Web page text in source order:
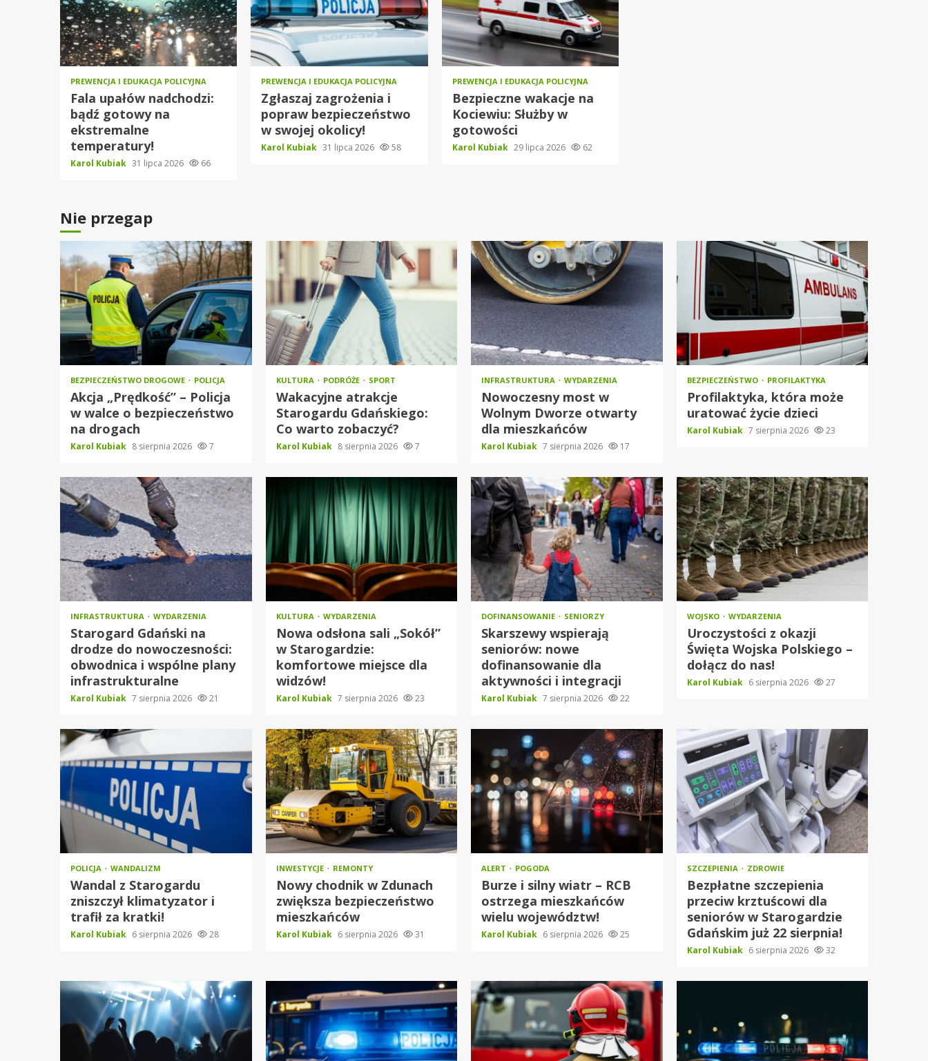
PREWENCJA I EDUKACJA POLICYJNA
Fala upałów nadchodzi:
bądź gotowy na
ekstremalne
temperatury!
Karol Kubiak 31 lipca 2026 66
PREWENCJA I EDUKACJA POLICYJNA
Zgłaszaj zagrożenia i
popraw bezpieczeństwo
w swojej okolicy!
Karol Kubiak 31 lipca 2026 58
PREWENCJA I EDUKACJA POLICYJNA
Bezpieczne wakacje na
Kociewiu: Służby w
gotowości
Karol Kubiak 29 lipca 2026 62
Nie przegap
BEZPIECZEŃSTWO DROGOWE POLICJA
Akcja „Prędkość” – Policja
w walce o bezpieczeństwo
na drogach
Karol Kubiak 8 sierpnia 2026 7
KULTURA PODRÓŻE SPORT
Wakacyjne atrakcje
Starogardu Gdańskiego:
Co warto zobaczyć?
Karol Kubiak 8 sierpnia 2026 7
INFRASTRUKTURA WYDARZENIA
Nowoczesny most w
Wolnym Dworze otwarty
dla mieszkańców
Karol Kubiak 7 sierpnia 2026 17
BEZPIECZEŃSTWO PROFILAKTYKA
Profilaktyka, która może
uratować życie dzieci
Karol Kubiak 7 sierpnia 2026 23
INFRASTRUKTURA WYDARZENIA
Starogard Gdański na
drodze do nowoczesności:
obwodnica i wspólne plany
infrastrukturalne
Karol Kubiak 7 sierpnia 2026 21
KULTURA WYDARZENIA
Nowa odsłona sali „Sokół”
w Starogardzie:
komfortowe miejsce dla
widzów!
Karol Kubiak 7 sierpnia 2026 23
DOFINANSOWANIE SENIORZY
Skarszewy wspierają
seniorów: nowe
dofinansowanie dla
aktywności i integracji
Karol Kubiak 7 sierpnia 2026 22
WOJSKO WYDARZENIA
Uroczystości z okazji
Święta Wojska Polskiego –
dołącz do nas!
Karol Kubiak 6 sierpnia 2026 27
POLICJA WANDALIZM
Wandal z Starogardu
zniszczył klimatyzator i
trafił za kratki!
Karol Kubiak 6 sierpnia 2026 28
INWESTYCJE REMONTY
Nowy chodnik w Zdunach
zwiększa bezpieczeństwo
mieszkańców
Karol Kubiak 6 sierpnia 2026 31
ALERT POGODA
Burze i silny wiatr – RCB
ostrzega mieszkańców
wielu województw!
Karol Kubiak 6 sierpnia 2026 25
SZCZEPIENIA ZDROWIE
Bezpłatne szczepienia
przeciw krztuścowi dla
seniorów w Starogardzie
Gdańskim już 22 sierpnia!
Karol Kubiak 6 sierpnia 2026 32